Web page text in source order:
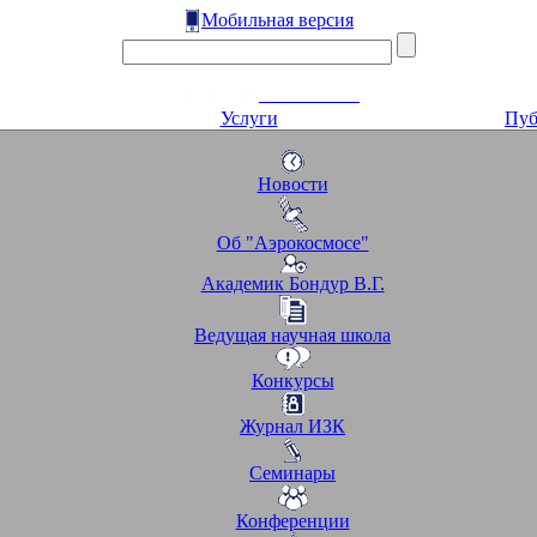
Мобильная версия
Услуги
Новости
Об "Аэрокосмосе"
Академик Бондур В.Г.
Ведущая научная школа
Конкурсы
Журнал ИЗК
Семинары
Конференции